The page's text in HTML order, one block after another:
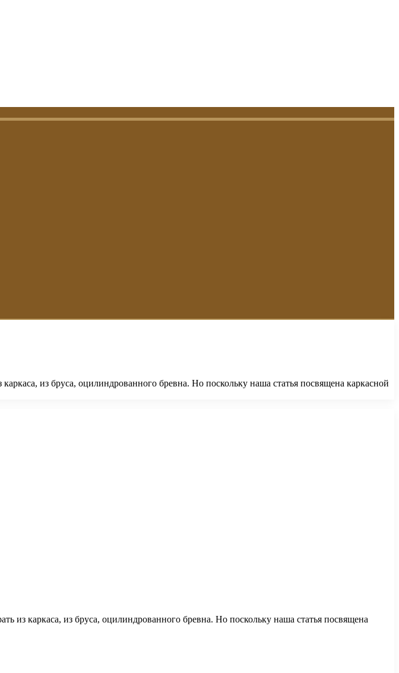
из бруса, оцилиндрованного бревна. Но поскольку наша статья посвящена каркасной
каркаса, из бруса, оцилиндрованного бревна. Но поскольку наша статья посвящена